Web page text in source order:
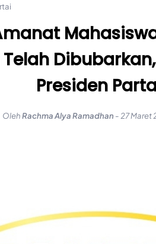
Presiden
OlehRachma Alya Ramadhan - 27 Maret